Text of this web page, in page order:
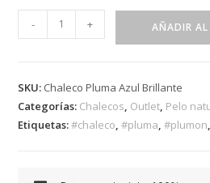
- + AÑADIR AL
SKU: Chaleco Pluma Azul Brillante
Categorías: Chalecos, Outlet, Pelo
Etiquetas:#chaleco,#pluma,#plumon,